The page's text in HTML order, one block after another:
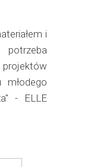
i
- ELLE